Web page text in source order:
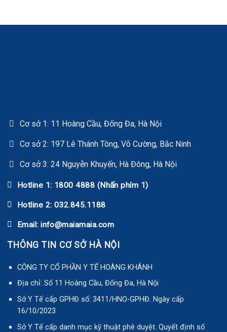
Cơ sở 1: 11 Hoàng Cầu, Đống Đa, Hà Nội
Cơ sở 2: 197 Lê Thánh Tông, Võ Cường, Bắc Ninh
Cơ sở 3: 24 Nguyễn Khuyến, Hà Đông, Hà Nội
Hotline 1: 1800 4888 (Nhấn phím 1)
Hotline 2: 032.845.1188
Email: info@maiamaia.com
THÔNG TIN CƠ SỞ HÀ NỘI
CÔNG TY CỔ PHẦN Y TẾ HOÀNG KHÁNH
Địa chỉ: Số 11 Hoàng Cầu, Đống Đa, Hà Nội
Sở Y Tế cấp GPHĐ số: 3411/HNO-GPHĐ. Ngày cấp
16/10/2023
Sở Y Tế cấp danh mục kỹ thuật phê duyệt. Quyết định số